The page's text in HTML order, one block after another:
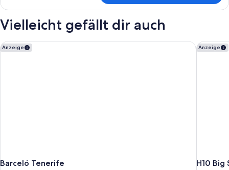
Vielleicht gefällt dir auch
Anzeige
Barceló Tenerife
Barceló Tenerife Anzeige
H10
H10 Big